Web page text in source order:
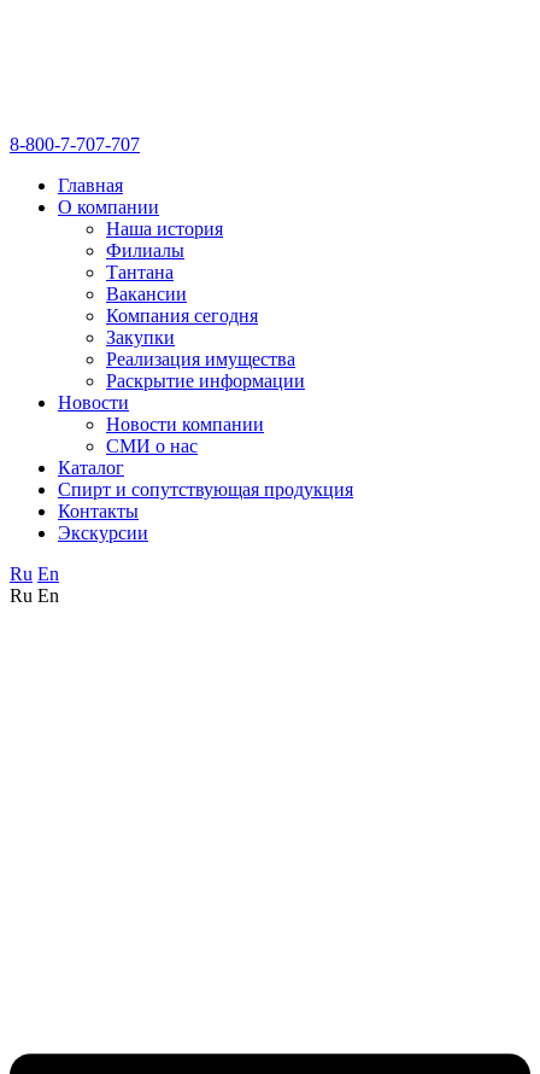
8-800-7-707-707
Главная
О компании
Наша история
Филиалы
Тантана
Вакансии
Компания сегодня
Закупки
Реализация имущества
Раскрытие информации
Новости
Новости компании
СМИ о нас
Каталог
Спирт и сопутствующая продукция
Контакты
Экскурсии
Ru En
Ru En